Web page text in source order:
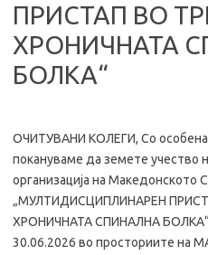
ПРИСТАП ВО
ХРОНИЧНАТА
БОЛКА“
ОЧИТУВАНИ КОЛЕГИ, Со особена
покануваме да земете учество
организација на
„МУЛТИДИСЦИПЛИНАРЕН
ХРОНИЧНАТА СПИНАЛНА БОЛКА“
30.06.2026 во просториите на